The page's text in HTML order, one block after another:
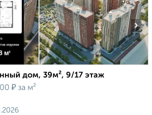
›
дом, 39м², 9/17 этаж
₽ за м²